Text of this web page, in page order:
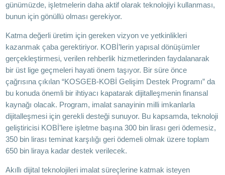
günümüzde, işletmelerin daha aktif olarak teknolojiyi kullanması,
bunun için gönüllü olması gerekiyor.
Katma değerli üretim için gereken vizyon ve yetkinlikleri
kazanmak çaba gerektiriyor. KOBİ’lerin yapısal dönüşümler
gerçekleştirmesi, verilen rehberlik hizmetlerinden faydalanarak
bir üst lige geçmeleri hayati önem taşıyor. Bir süre önce
çağrısına çıkılan “KOSGEB-KOBİ Gelişim Destek Programı” da
bu konuda önemli bir ihtiyacı kapatarak dijitalleşmenin finansal
kaynağı olacak. Program, imalat sanayinin milli imkanlarla
dijitalleşmesi için gerekli desteği sunuyor. Bu kapsamda, teknoloji
geliştiricisi KOBİ’lere işletme başına 300 bin lirası geri ödemesiz,
350 bin lirası teminat karşılığı geri ödemeli olmak üzere toplam
650 bin liraya kadar destek verilecek.
Akıllı dijital teknolojileri imalat süreçlerine katmak isteyen